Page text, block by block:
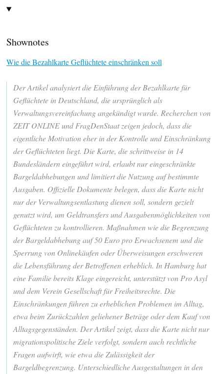
Shownotes
Wie die Bezahlkarte Geflüchtete einschränken soll
Der Artikel analysiert die Einführung der Bezahlkarte für
Geflüchtete in Deutschland, die ursprünglich als
Verwaltungsvereinfachung angekündigt wurde. Recherchen von
ZEIT ONLINE und FragDenStaat zeigen jedoch, dass die
eigentliche Motivation eher in der Kontrolle und Einschränkung
der Geflüchteten liegt. Die Karte, die schrittweise in 14
Bundesländern eingeführt wird, erlaubt nur eingeschränkte
Bargeldabhebungen und limitiert die Nutzung auf bestimmte
Ausgaben. Offizielle Dokumente belegen, dass die Karte nicht
nur der Verwaltungsentlastung dienen soll, sondern gezielt
genutzt wird, um Geldtransfers und Ausgabenmöglichkeiten von
Geflüchteten zu kontrollieren. Maßnahmen wie die Begrenzung
der Bargeldabhebung auf 50 Euro pro Erwachsenem und die
Sperrung von Onlinekäufen oder Überweisungen erschweren
die Lebensführung der Betroffenen erheblich. In Hamburg hat
eine Familie bereits Klage eingereicht, unterstützt von Pro Asyl
und dem Verein Gesellschaft für Freiheitsrechte. Die
Einschränkungen führen zu erheblichen Problemen im Alltag,
etwa beim Zurückzahlen geliehener Beträge oder dem Kauf von
Alltagsgegenständen. Der Artikel zeigt, dass die Karte nicht nur
migrationspolitische Ziele verfolgt, sondern auch rechtliche
Fragen aufwirft, wie etwa die Zulässigkeit der
Bargeldbegrenzung. Unterschiedliche Ausgestaltungen in den